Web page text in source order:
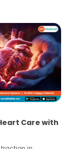
Sperm